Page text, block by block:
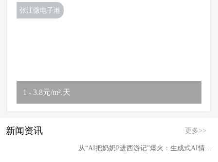
张江微电子港
1 - 3.8元/m².天
新闻资讯 更多>>